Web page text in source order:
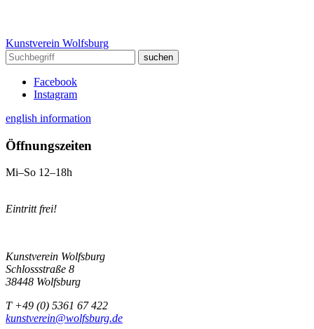
Kunstverein Wolfsburg
Facebook
Instagram
english information
Öffnungszeiten
Mi–So 12–18h
Eintritt frei!
Kunstverein Wolfsburg
Schlossstraße 8
38448 Wolfsburg
T +49 (0) 5361 67 422
kunstverein@wolfsburg.de